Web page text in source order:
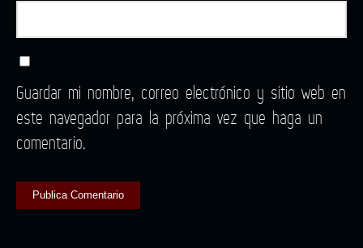
Guardar mi nombre, correo electrónico y sitio web en
este navegador para la próxima vez que haga un
comentario.